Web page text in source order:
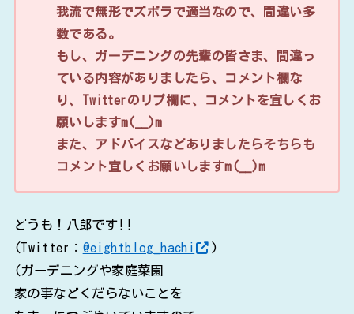
我流で無形でズボラで適当なので、間違い多
数である。
もし、ガーデニングの先輩の皆さま、間違っ
ている内容がありましたら、コメント欄な
り、Twitterのリプ欄に、コメントを宜しくお
願いしますm(__)m
また、アドバイスなどありましたらそちらも
コメント宜しくお願いしますm(__)m
どうも！八郎です!!
(Twitter： @eightblog_hachi
)
(ガーデニングや家庭菜園
家の事などくだらないことを